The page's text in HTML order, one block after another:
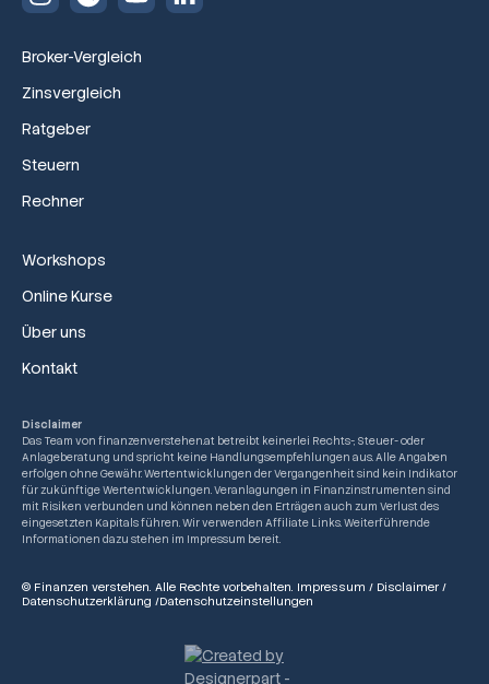
Broker-Vergleich
Zinsvergleich
Ratgeber
Steuern
Rechner
Workshops
Online Kurse
Über uns
Kontakt
Disclaimer
Das Team von finanzenverstehen.at betreibt keinerlei Rechts-, Steuer- oder
Anlageberatung und spricht keine Handlungsempfehlungen aus. Alle Angaben
erfolgen ohne Gewähr. Wertentwicklungen der Vergangenheit sind kein Indikator
für zukünftige Wertentwicklungen. Veranlagungen in Finanzinstrumenten sind
mit Risiken verbunden und können neben den Erträgen auch zum Verlust des
eingesetzten Kapitals führen. Wir verwenden Affiliate Links. Weiterführende
Informationen dazu stehen im Impressum bereit.
© Finanzen verstehen. Alle Rechte vorbehalten. Impressum / Disclaimer /
Datenschutzerklärung /Datenschutzeinstellungen